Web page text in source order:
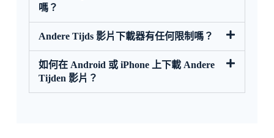
嗎？
Andere Tijds 影片下載器有任何限制嗎？
如何在 Android 或 iPhone 上下載 Andere
Tijden 影片？